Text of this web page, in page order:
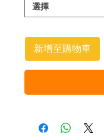
選擇
新增至購物車